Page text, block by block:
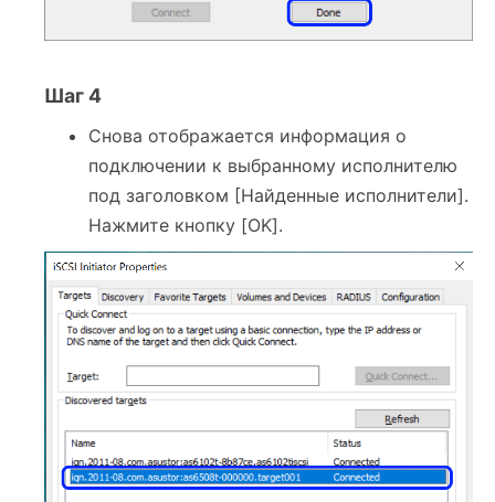
Шаг 4
Снова отображается информация о
подключении к выбранному исполнителю
под заголовком [Найденные исполнители].
Нажмите кнопку [OK].